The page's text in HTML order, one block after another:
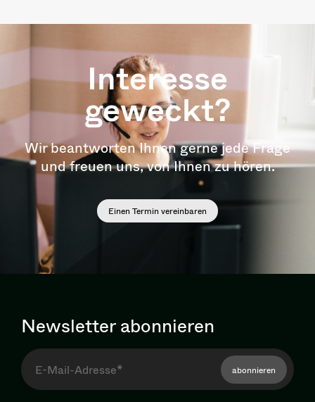
Interesse
geweckt?
Wir beantworten Ihnen gerne jede Frage
und freuen uns, von Ihnen zu hören.
Einen Termin vereinbaren
Newsletter abonnieren
abonnieren